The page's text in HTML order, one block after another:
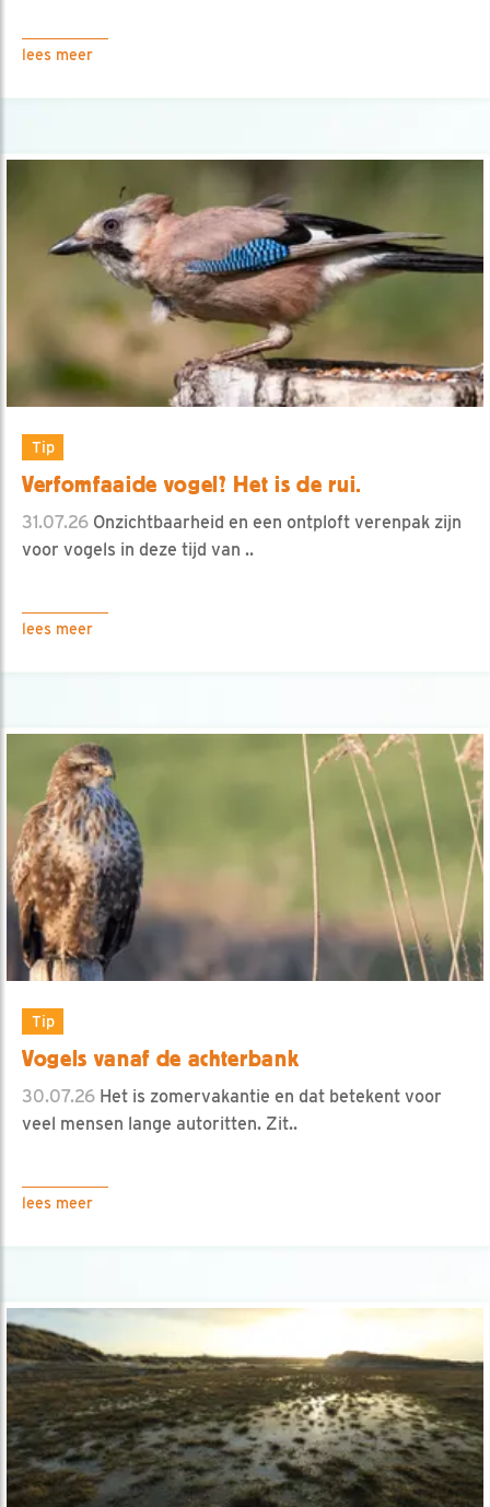
lees meer
Tip
Verfomfaaide vogel? Het is de rui.
31.07.26 Onzichtbaarheid en een ontploft verenpak zijn
voor vogels in deze tijd van ..
lees meer
Tip
Vogels vanaf de achterbank
30.07.26 Het is zomervakantie en dat betekent voor
veel mensen lange autoritten. Zit..
lees meer